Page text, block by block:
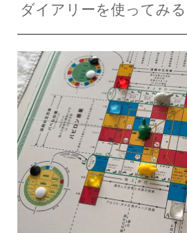
ダイアリーを使ってみ